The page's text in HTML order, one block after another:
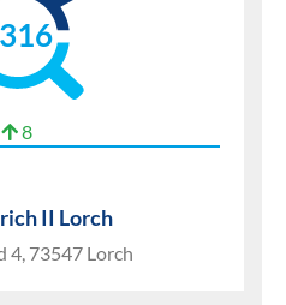
8
II Lorch
4, 73547 Lorch